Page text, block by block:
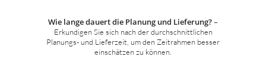
Wie lange dauert die Planung und Lieferung? –
Erkundigen Sie sich nach der durchschnittlichen
Planungs- und Lieferzeit, um den Zeitrahmen besser
einschätzen zu können.